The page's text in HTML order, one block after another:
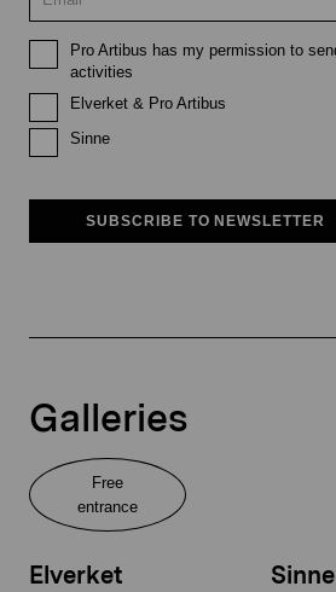
Pro Artibus has my permission to
activities
Elverket & Pro Artibus
Sinne
SUBSCRIBE TO NEWSLETTER
Galleries
Free
entrance
Elverket Sinne